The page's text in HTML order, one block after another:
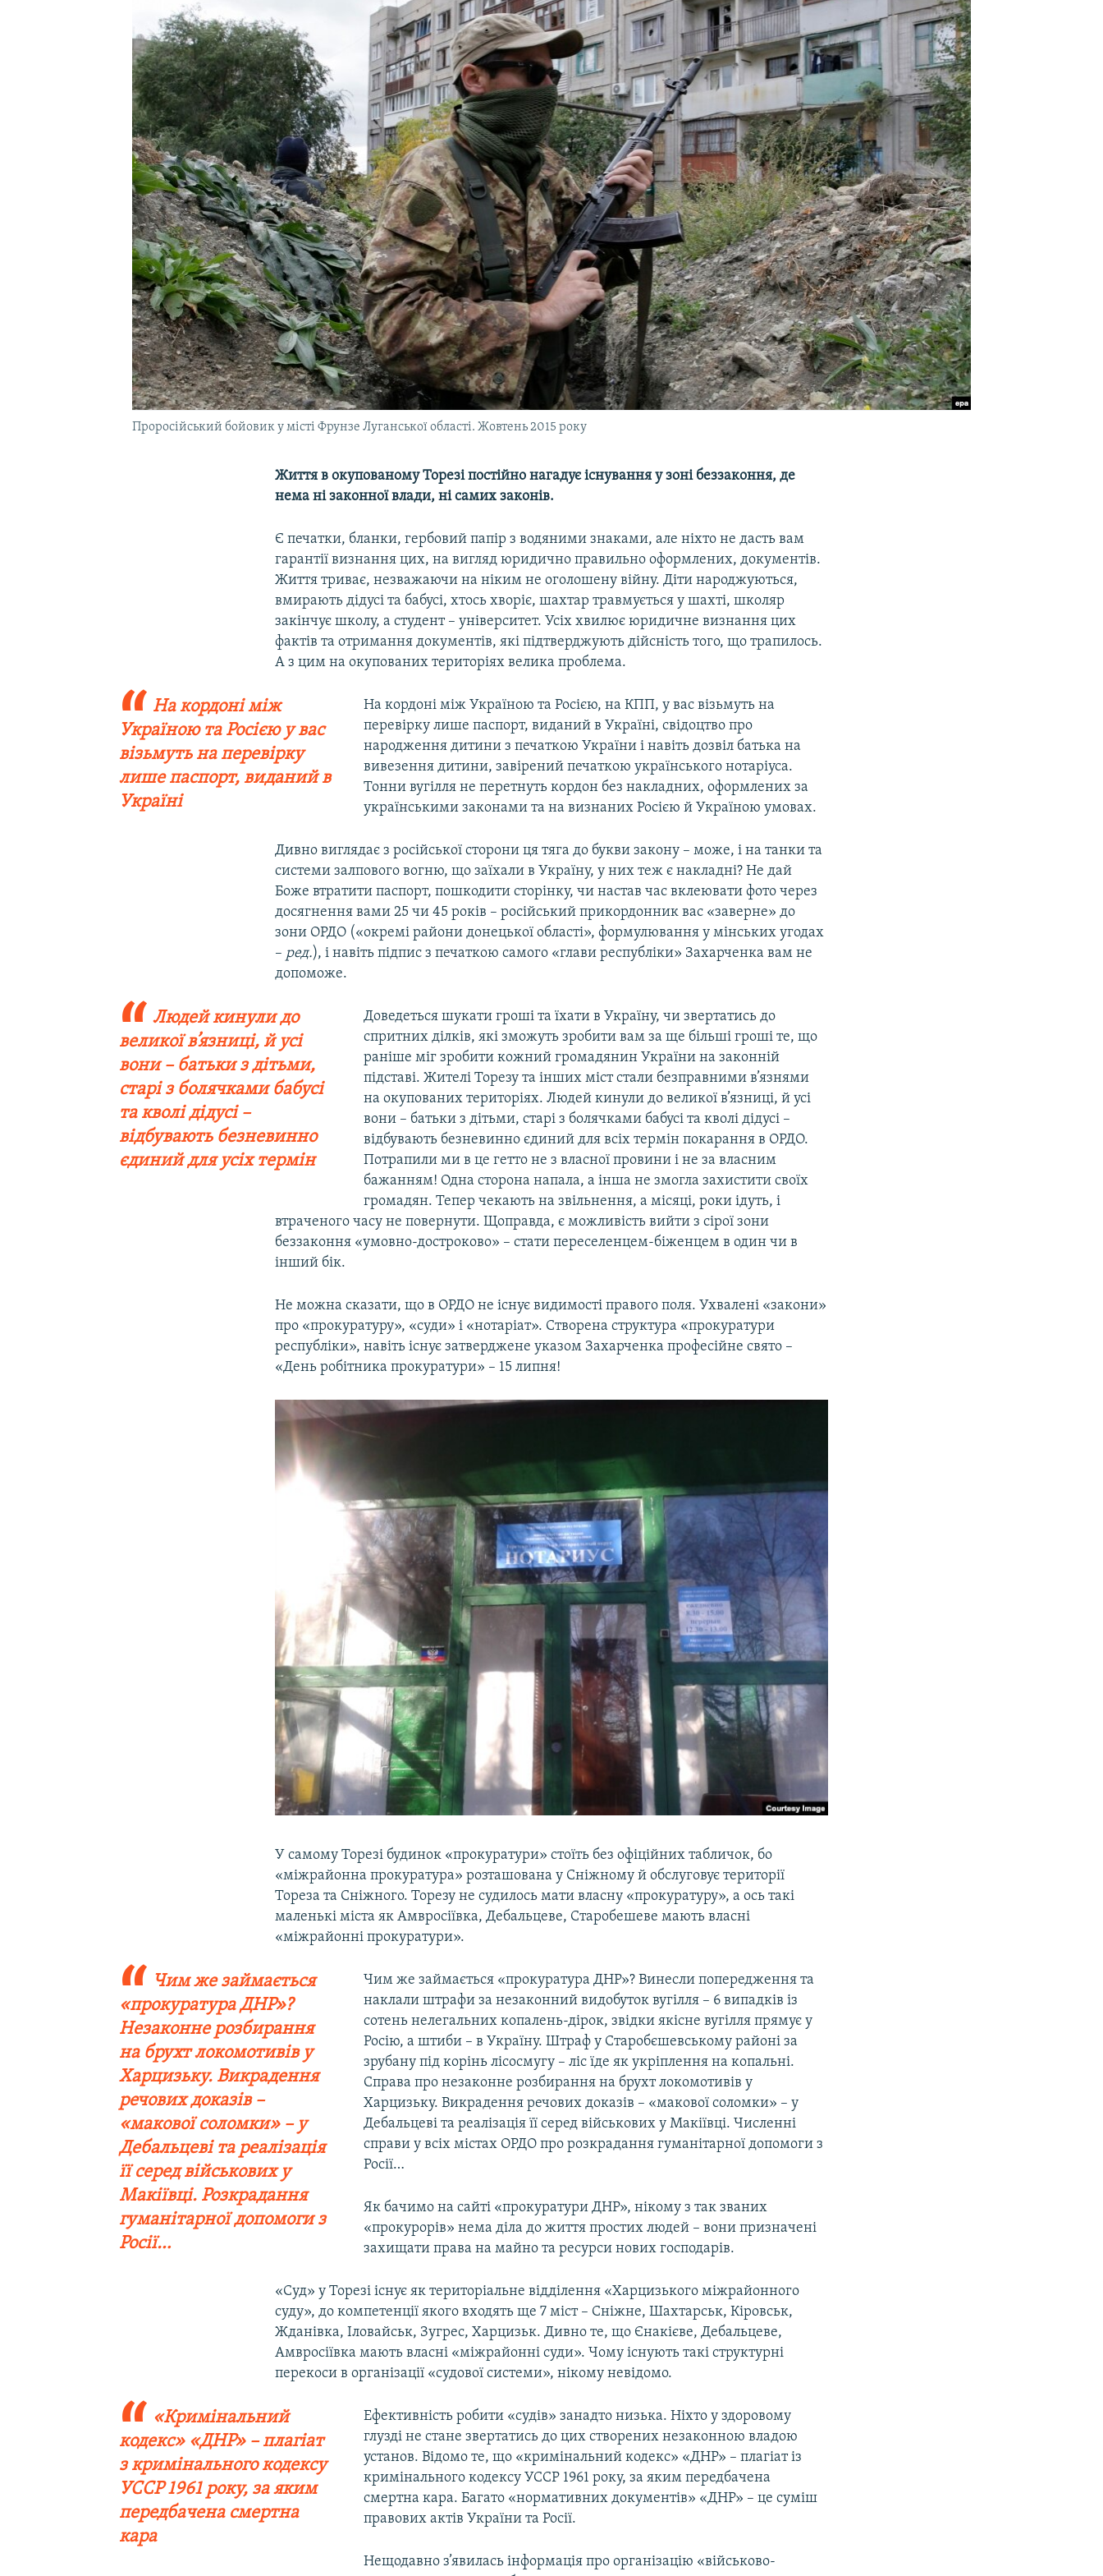
УКРАЇНСЬКА ПРОБЛЕМА КРИМУ
Проросійський бойовик у місті Фрунзе Луганської області. Жовтень 2015 року
Життя в окупованому Торезі постійно нагадує існування у зоні беззаконня, де
нема ні законної влади, ні самих законів.
Є печатки, бланки, гербовий папір з водяними знаками, але ніхто не дасть вам
гарантії визнання цих, на вигляд юридично правильно оформлених, документів.
Життя триває, незважаючи на ніким не оголошену війну. Діти народжуються,
вмирають дідусі та бабусі, хтось хворіє, шахтар травмується у шахті, школяр
закінчує школу, а студент – університет. Усіх хвилює юридичне визнання цих
фактів та отримання документів, які підтверджують дійсність того, що трапилось.
А з цим на окупованих територіях велика проблема.
На кордоні між
Україною та Росією у вас
візьмуть на перевірку
лише паспорт, виданий в
Україні
На кордоні між Україною та Росією, на КПП, у вас візьмуть на
перевірку лише паспорт, виданий в Україні, свідоцтво про
народження дитини з печаткою України і навіть дозвіл батька на
вивезення дитини, завірений печаткою українського нотаріуса.
Тонни вугілля не перетнуть кордон без накладних, оформлених за
українськими законами та на визнаних Росією й Україною умовах.
Дивно виглядає з російської сторони ця тяга до букви закону – може, і на танки та
системи залпового вогню, що заїхали в Україну, у них теж є накладні? Не дай
Боже втратити паспорт, пошкодити сторінку, чи настав час вклеювати фото через
досягнення вами 25 чи 45 років – російський прикордонник вас «заверне» до
зони ОРДО («окремі райони донецької області», формулювання у мінських угодах
– ред.), і навіть підпис з печаткою самого «глави республіки» Захарченка вам не
допоможе.
Людей кинули до
великої в’язниці, й усі
вони – батьки з дітьми,
старі з болячками бабусі
та кволі дідусі –
відбувають безневинно
єдиний для усіх термін
Доведеться шукати гроші та їхати в Україну, чи звертатись до
спритних ділків, які зможуть зробити вам за ще більші гроші те, що
раніше міг зробити кожний громадянин України на законній
підставі. Жителі Торезу та інших міст стали безправними в’язнями
на окупованих територіях. Людей кинули до великої в’язниці, й усі
вони – батьки з дітьми, старі з болячками бабусі та кволі дідусі –
відбувають безневинно єдиний для всіх термін покарання в ОРДО.
Потрапили ми в це гетто не з власної провини і не за власним
бажанням! Одна сторона напала, а інша не змогла захистити своїх
громадян. Тепер чекають на звільнення, а місяці, роки ідуть, і
втраченого часу не повернути. Щоправда, є можливість вийти з сірої зони
беззаконня «умовно-достроково» – стати переселенцем-біженцем в один чи в
інший бік.
Не можна сказати, що в ОРДО не існує видимості правого поля. Ухвалені «закони»
про «прокуратуру», «суди» і «нотаріат». Створена структура «прокуратури
республіки», навіть існує затверджене указом Захарченка професійне свято –
«День робітника прокуратури» – 15 липня!
У самому Торезі будинок «прокуратури» стоїть без офіційних табличок, бо
«міжрайонна прокуратура» розташована у Сніжному й обслуговує території
Тореза та Сніжного. Торезу не судилось мати власну «прокуратуру», а ось такі
маленькі міста як Амвросіївка, Дебальцеве, Старобешеве мають власні
«міжрайонні прокуратури».
Чим же займається
«прокуратура ДНР»?
Незаконне розбирання
на брухт локомотивів у
Харцизьку. Викрадення
речових доказів –
«макової соломки» – у
Дебальцеві та реалізація
її серед військових у
Макіївці. Розкрадання
гуманітарної допомоги з
Росії…
Чим же займається «прокуратура ДНР»? Винесли попередження та
наклали штрафи за незаконний видобуток вугілля – 6 випадків із
сотень нелегальних копалень-дірок, звідки якісне вугілля прямує у
Росію, а штиби – в Україну. Штраф у Старобєшевському районі за
зрубану під корінь лісосмугу – ліс їде як укріплення на копальні.
Справа про незаконне розбирання на брухт локомотивів у
Харцизьку. Викрадення речових доказів – «макової соломки» – у
Дебальцеві та реалізація її серед військових у Макіївці. Численні
справи у всіх містах ОРДО про розкрадання гуманітарної допомоги з
Росії…
Як бачимо на сайті «прокуратури ДНР», нікому з так званих
«прокурорів» нема діла до життя простих людей – вони призначені
захищати права на майно та ресурси нових господарів.
«Суд» у Торезі існує як територіальне відділення «Харцизького міжрайонного
суду», до компетенції якого входять ще 7 міст – Сніжне, Шахтарськ, Кіровськ,
Жданівка, Іловайськ, Зугрес, Харцизьк. Дивно те, що Єнакієве, Дебальцеве,
Амвросіївка мають власні «міжрайонні суди». Чому існують такі структурні
перекоси в організації «судової системи», нікому невідомо.
«Кримінальний
кодекс» «ДНР» – плагіат
з кримінального кодексу
УССР 1961 року, за яким
передбачена смертна
кара
Ефективність робити «судів» занадто низька. Ніхто у здоровому
глузді не стане звертатись до цих створених незаконною владою
установ. Відомо те, що «кримінальний кодекс» «ДНР» – плагіат із
кримінального кодексу УССР 1961 року, за яким передбачена
смертна кара. Багато «нормативних документів» «ДНР» – це суміш
правових актів України та Росії.
Нещодавно з’явилась інформація про організацію «військово-